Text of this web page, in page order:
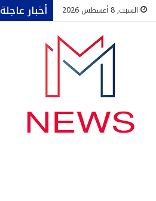
السبت, 8 أغسطس 2026 أخبار عاجلة